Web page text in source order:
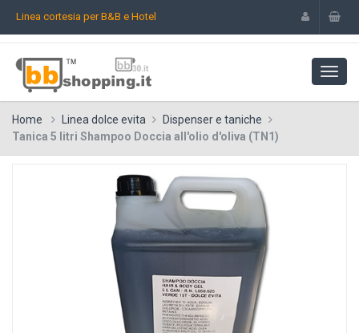
Linea cortesia per B&B e Hotel
Home Linea dolce evita
Dispenser e taniche
Tanica 5 litri Shampoo Doccia all'olio d'oliva (TN1)